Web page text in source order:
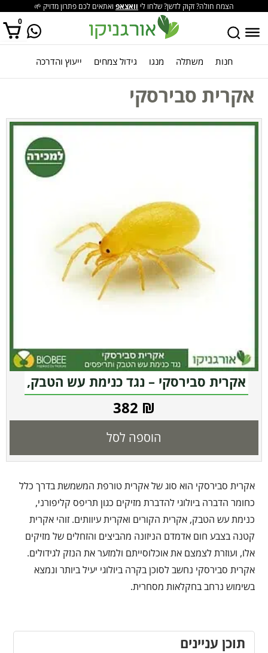
הצמח חולה? זקוק לדשן? שלחו לי וואצאפ ואתאים לכם פתרון מדויק 🌱
0
אין מוצרים בסל הקניות. חנות משתלה מנגו גידול צמחים ייעוץ והדרכה
אקרית סבירסקי
אקרית סבירסקי – נגד כנימת עש הטבק,
תריפס
382 ₪
הוספה לסל
אקרית סבירסקי הוא סוג של אקרית טורפת המשמשת בדרך כלל
כחומר הדברה ביולוגי להדברת מזיקים כגון תריפס קליפורני,
כנימת עש הטבק, אקרית הקורים ואקרית עיוותים. זוהי אקרית
קטנה בצבע חום אדמדם הניזונה מהביצים והזחלים של מזיקים
אלו, ועוזרת לצמצם את אוכלוסייתם ולמזער את הנזק לגידולים.
אקרית סבירסקי נחשב לסוכן בקרה ביולוגי יעיל ביותר ונמצא
בשימוש נרחב בחקלאות מסחרית.
תוכן עניינים